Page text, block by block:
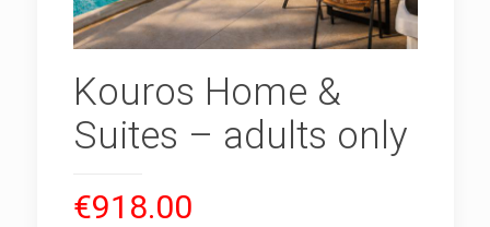
Kouros Home &
Suites – adults only
€918.00